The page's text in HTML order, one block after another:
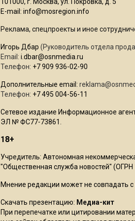
E-mail: info@mosregion.info
Реклама, спецпроекты и иное
Игорь Дбар (Руководитель отдела
Email: i.dbar@osnmedia.ru
Телефон: +7 909 936-02-90
Дополнительные email:
Телефон: +7 495 004-56-11
Сетевое издание Информационное
ЭЛ № ФС77-73861.
18+
Учредитель: Автономная
"Общественная служба новостей" (ОГРН
Мнение редакции может не совпадать с
Скачать презентацию: Медиа-кит
При перепечатке или цитировании